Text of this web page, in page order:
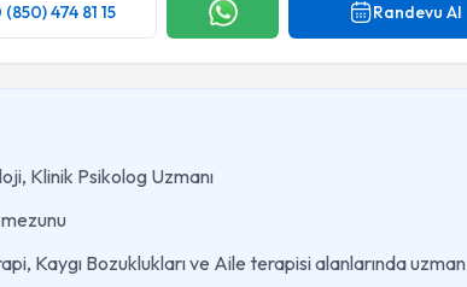
(850) 474 81 15 Randevu Al
Klinik Psikolog Uzmanı
mezunu
Kaygı Bozuklukları ve Aile terapisi alanlarında uzman